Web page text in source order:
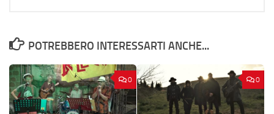
POTREBBERO INTERESSARTI ANCHE...
0 0